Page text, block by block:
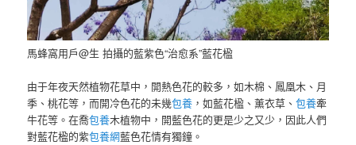
馬蜂窩用戶@生 拍攝的藍紫色“治愈系”藍花楹
由于年夜天然植物花草中，開熱色花的較多，如木棉、鳳凰木、月
季、桃花等，而開冷色花的未幾包養 ，如藍花楹、薰衣草、包養牽
牛花等。在喬包養木植物中，開藍色花的更是少之又少，因此人們
對藍花楹的紫包養網藍色花情有獨鐘。